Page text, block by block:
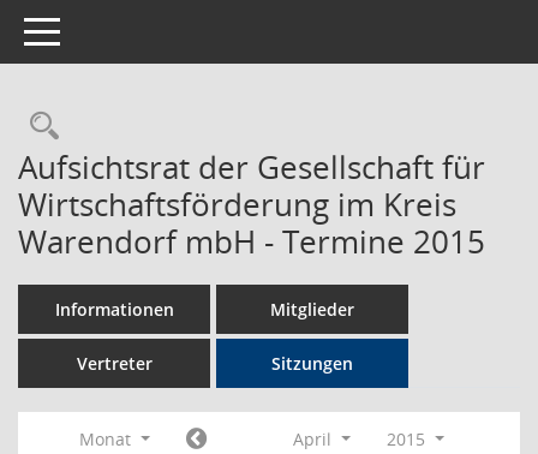
Toggle navigation
Rechercheauswahl
Aufsichtsrat der Gesellschaft für
Wirtschaftsförderung im Kreis
Warendorf mbH - Termine 2015
Informationen Mitglieder
Vertreter Sitzungen
Monat April
2015